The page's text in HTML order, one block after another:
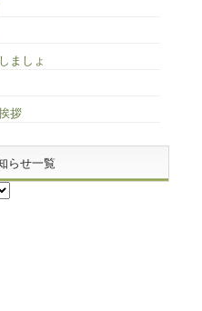
ましょ
拶
らせ一覧